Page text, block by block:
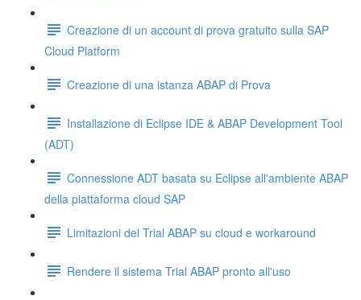
Creazione di un account di prova gratuito sulla SAP
Cloud Platform
Creazione di una istanza ABAP di Prova
Installazione di Eclipse IDE & ABAP Development Tool
(ADT)
Connessione ADT basata su Eclipse all'ambiente ABAP
della piattaforma cloud SAP
Limitazioni del Trial ABAP su cloud e workaround
Rendere il sistema Trial ABAP pronto all'uso